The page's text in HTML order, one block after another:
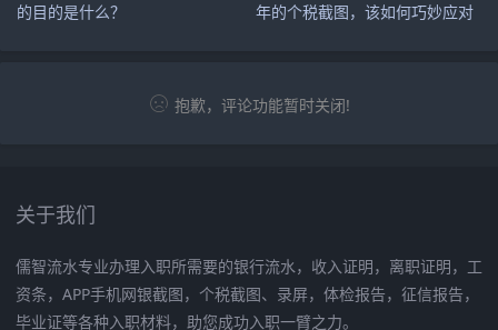
的目的是什么？
年的个税截图，该如何巧妙应对
抱歉，评论功能暂时关闭!
关于我们
儒智流水专业办理入职所需要的银行流水，收入证明，离职证明，工
资条，APP手机网银截图，个税截图、录屏，体检报告，征信报告，
毕业证等各种入职材料，助您成功入职一臂之力。